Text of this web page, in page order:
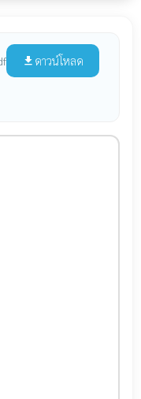
file_download ดาวน์โหลด